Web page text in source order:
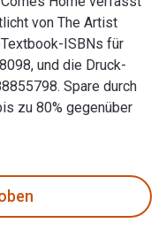
von The Artist
ISBNs für
und die Druck-
Spare durch
zu 80% gegenüber